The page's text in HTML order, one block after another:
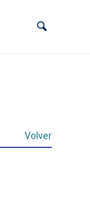
Volver